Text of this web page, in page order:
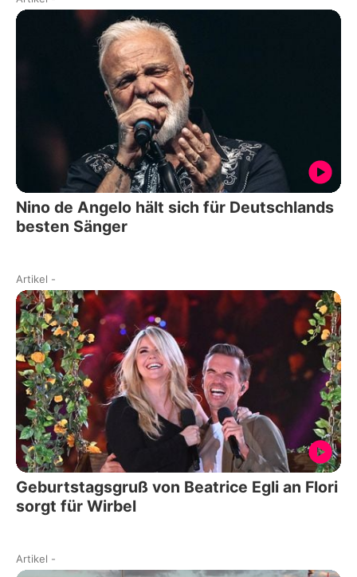
Nino de Angelo hält sich für Deutschlands
besten Sänger
Artikel -
Geburtstagsgruß von Beatrice Egli an Flori
sorgt für Wirbel
Artikel -